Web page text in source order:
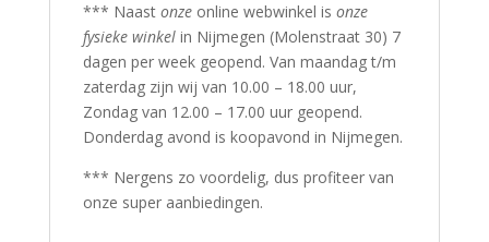
*** Naast onzeonline webwinkel is onze
fysieke winkelin Nijmegen (Molenstraat 30) 7
dagen per week geopend. Van maandag t/m
zaterdag zijn wij van 10.00 – 18.00 uur,
Zondag van 12.00 – 17.00 uur geopend.
Donderdag avond is koopavond in Nijmegen.
*** Nergens zo voordelig, dus profiteer van
onze super aanbiedingen.